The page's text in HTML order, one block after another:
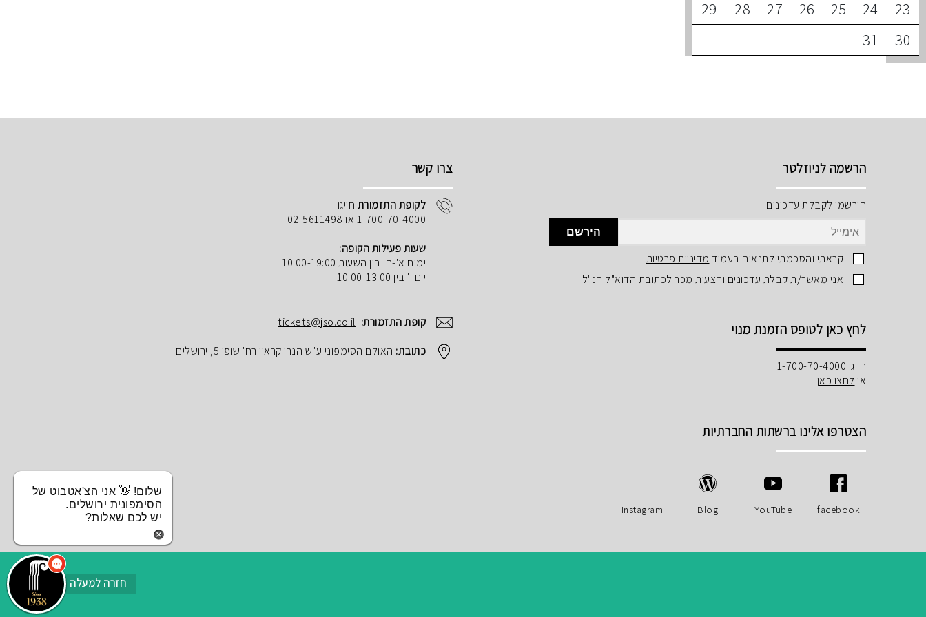
23
24
25
26
27
28
29
30
31
הרשמה לניוזלטר
הירשמו לקבלת עדכונים
הירשם
קראתי והסכמתי לתנאים בעמוד מדיניות פרטיות
אני מאשר/ת קבלת עדכונים והצעות מכר לכתובת הדוא"ל הנ"ל
לחץ כאן לטופס הזמנת מנוי
חייגו 1-700-70-4000
או לחצו כאן
הצטרפו אלינו ברשתות החברתיות
facebook
YouTube
Blog
Instagram
צרו קשר
לקופת התזמורת חייגו:
1-700-70-4000 או 02-5611498
שעות פעילות הקופה:
ימים א'-ה' בין השעות 10:00-19:00
יום ו' בין 10:00-13:00
קופת התזמורת: tickets@jso.co.il
כתובת: האולם הסימפוני ע"ש הנרי קראון רח' שופן 5, ירושלים
חזרה למעלה
שלום! 👋 אני הצ'אטבוט של
הסימפונית ירושלים.
יש לכם שאלות?